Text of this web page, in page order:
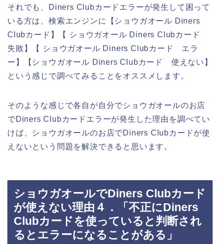
それでも、Diners Clubカードエラーが発生して困って
いる方は、検索エンジンに【ショウガオール Diners
Clubカード】【 ショウガオール Diners Clubカード
失敗】【 ショウガオール Diners Clubカード エラ
ー】【ショウガオール Diners Clubカード 使えない】
という感じで調べてみることをオススメします。
そのような感じで各自が自分でショウガオールのお店
でDiners Clubカードエラーが発生した理由を調べてい
けば、ショウガオールのお店でDiners Clubカードが使
えないという問題を解決できると思います。
ショウガオールでDiners Clubカード
が使えない理由４．「不正にDiners
Clubカードを使っていると判断され
るとエラーになることがある」